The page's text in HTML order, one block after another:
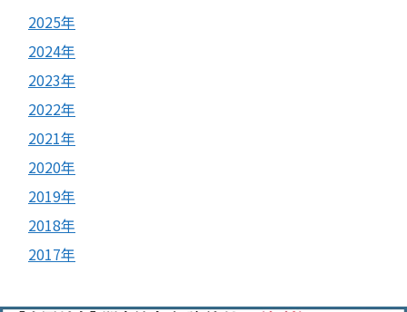
2025年
2024年
2023年
2022年
2021年
2020年
2019年
2018年
2017年